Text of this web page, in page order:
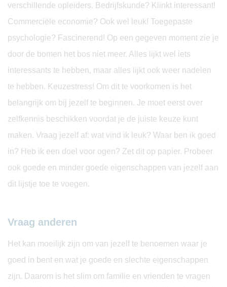
verschillende opleiders. Bedrijfskunde? Klinkt interessant!
Commerciële economie? Ook wel leuk! Toegepaste
psychologie? Fascinerend! Op een gegeven moment zie je
door de bomen het bos niet meer. Alles lijkt wel iets
interessants te hebben, maar alles lijkt ook weer nadelen
te hebben. Keuzestress! Om dit te voorkomen is het
belangrijk om bij jezelf te beginnen. Je moet eerst over
zelfkennis beschikken voordat je de juiste keuze kunt
maken. Vraag jezelf af: wat vind ik leuk? Waar ben ik goed
in? Heb ik een doel voor ogen? Zet dit op papier. Probeer
ook goede en minder goede eigenschappen van jezelf aan
dit lijstje toe te voegen.
Vraag anderen
Het kan moeilijk zijn om van jezelf te benoemen waar je
goed in bent en wat je goede en slechte eigenschappen
zijn. Daarom is het slim om familie en vrienden te vragen